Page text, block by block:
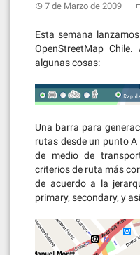
7 de Marzo de 2009
Esta semana
OpenStreetMap
algunas cosas:
Una barra para
rutas desde un punto
de medio de
criterios de ruta más
de acuerdo a la
primary, secondary, y